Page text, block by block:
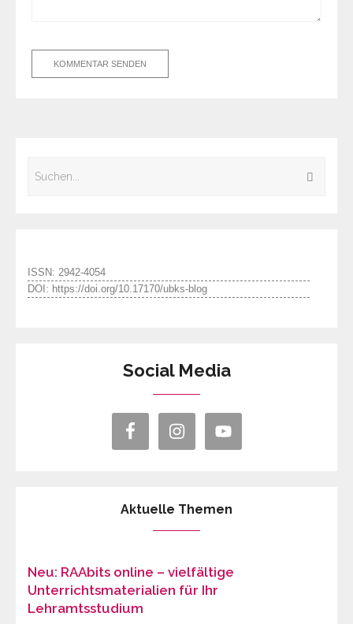
ISSN: 2942-4054
DOI: https://doi.org/10.17170/ubks-blog
Social Media
Aktuelle Themen
Neu: RAAbits online – vielfältige
Unterrichtsmaterialien für Ihr
Lehramtsstudium